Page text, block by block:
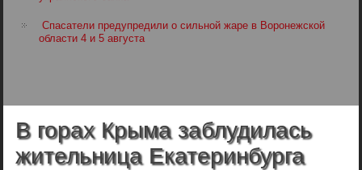
Спасатели предупредили о сильной жаре в Воронежской
области 4 и 5 августа
В горах Крыма заблудилась
жительница Екатеринбурга